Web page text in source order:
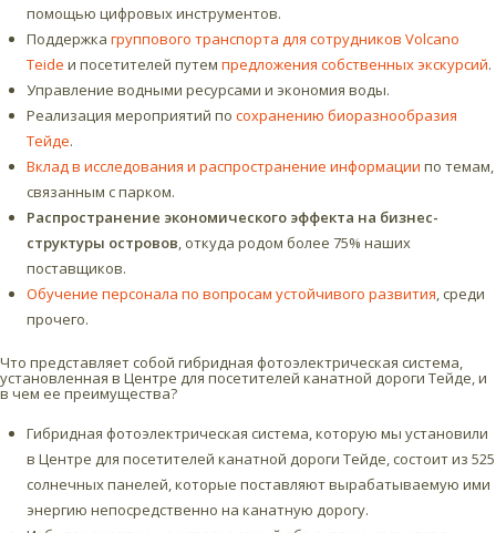
помощью цифровых инструментов.
Поддержка группового транспорта для сотрудников Volcano
Teide и посетителей путем предложения собственных экскурсий.
Управление водными ресурсами и экономия воды.
Реализация мероприятий по сохранению биоразнообразия
Тейде.
Вклад в исследования и распространение информации по темам,
связанным с парком.
Распространение экономического эффекта на бизнес-
структуры островов, откуда родом более 75% наших
поставщиков.
Обучение персонала по вопросам устойчивого развития, среди
прочего.
Что представляет собой гибридная фотоэлектрическая система,
установленная в Центре для посетителей канатной дороги Тейде, и
в чем ее преимущества?
Гибридная фотоэлектрическая система, которую мы установили
в Центре для посетителей канатной дороги Тейде, состоит из 525
солнечных панелей, которые поставляют вырабатываемую ими
энергию непосредственно на канатную дорогу.